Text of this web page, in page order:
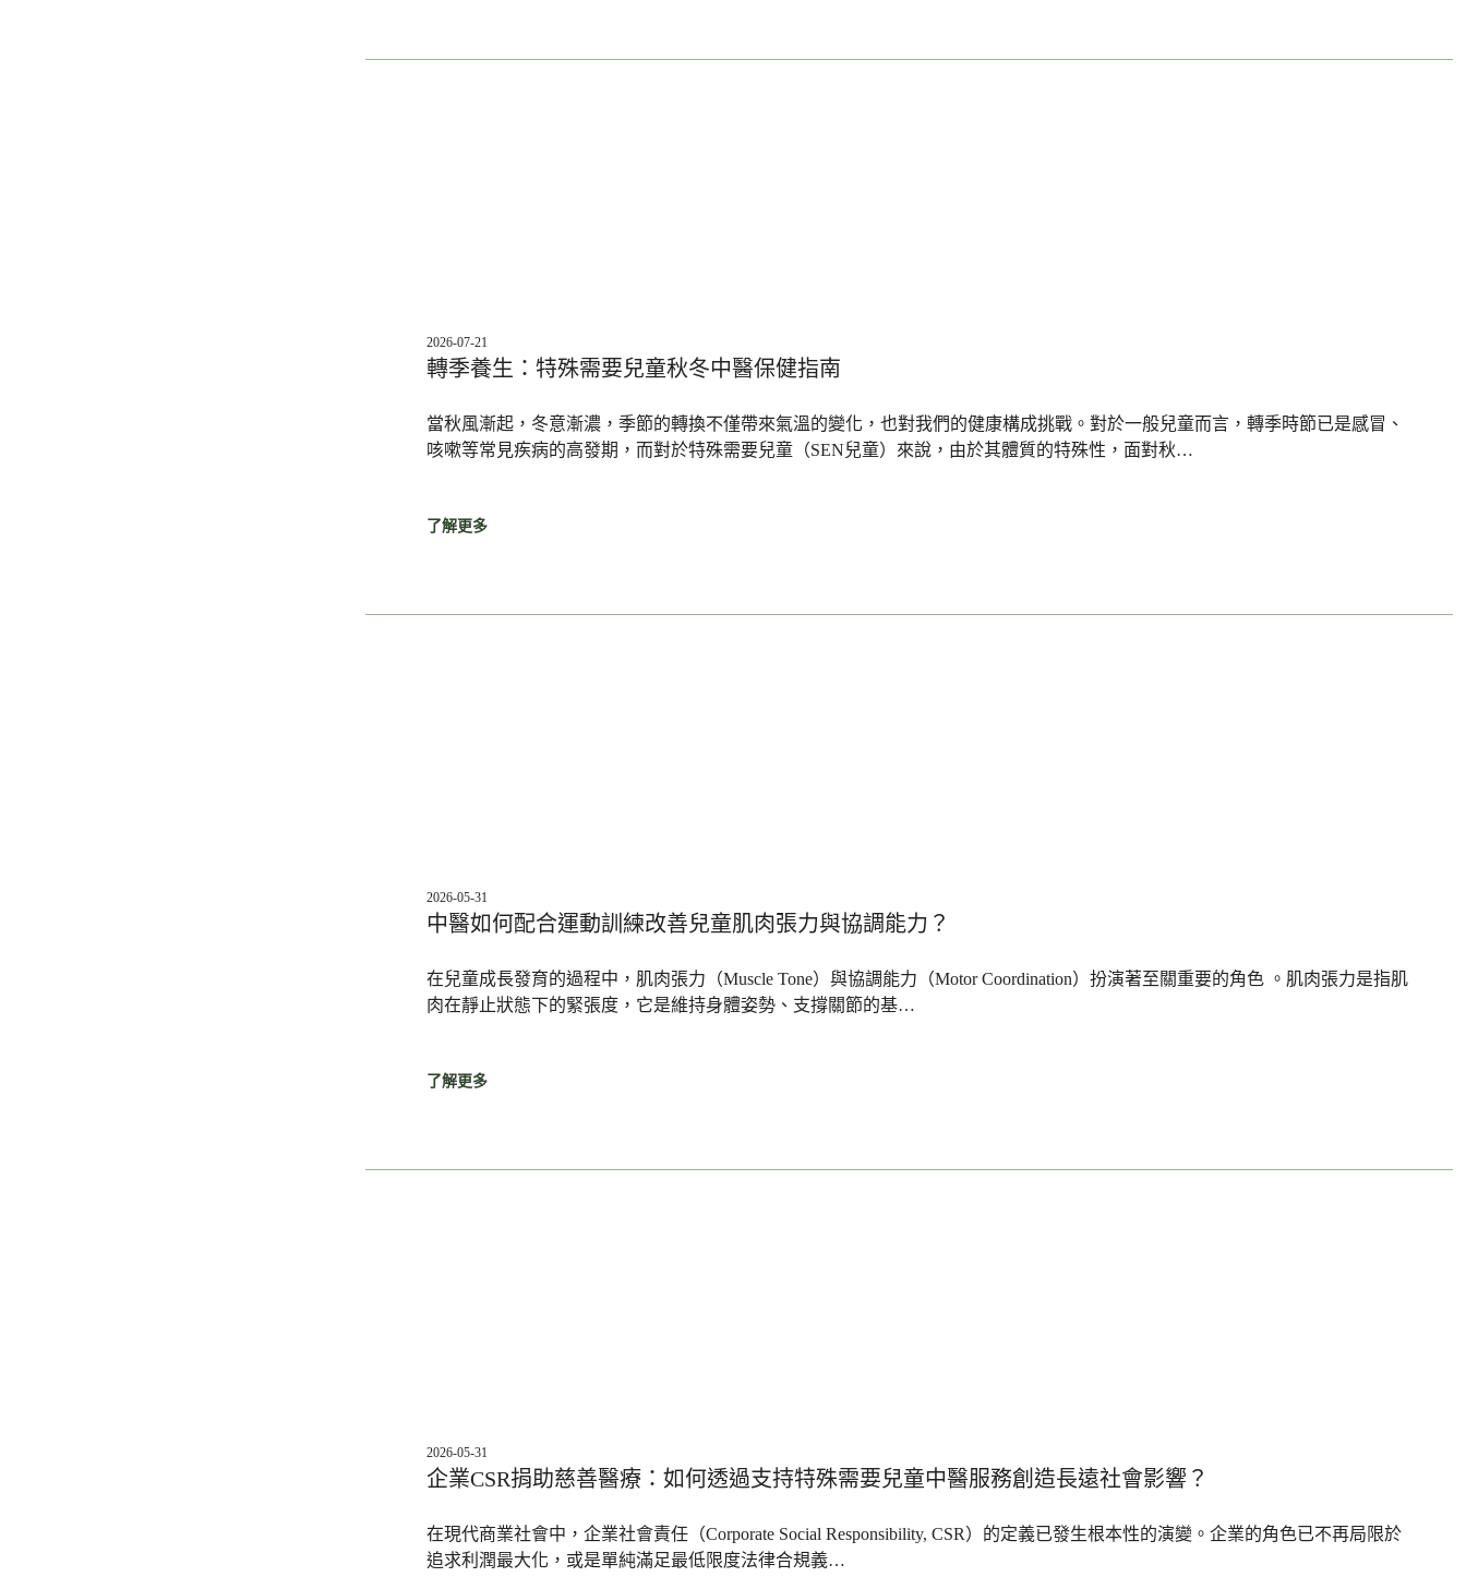
2026-07-21
轉季養生：特殊需要兒童秋冬中醫保健指南
當秋風漸起，冬意漸濃，季節的轉換不僅帶來氣溫的變化，也對我們的健康構成挑戰。對於一般兒童而言，轉季時節已是感冒、
咳嗽等常見疾病的高發期，而對於特殊需要兒童（SEN兒童）來說，由於其體質的特殊性，面對秋…
了解更多
2026-05-31
中醫如何配合運動訓練改善兒童肌肉張力與協調能力？
在兒童成長發育的過程中，肌肉張力（Muscle Tone）與協調能力（Motor Coordination）扮演著至關重要的角色 。肌肉張力是指肌
肉在靜止狀態下的緊張度，它是維持身體姿勢、支撐關節的基…
了解更多
2026-05-31
企業CSR捐助慈善醫療：如何透過支持特殊需要兒童中醫服務創造長遠社會影響？
在現代商業社會中，企業社會責任（Corporate Social Responsibility, CSR）的定義已發生根本性的演變。企業的角色已不再局限於
追求利潤最大化，或是單純滿足最低限度法律合規義…